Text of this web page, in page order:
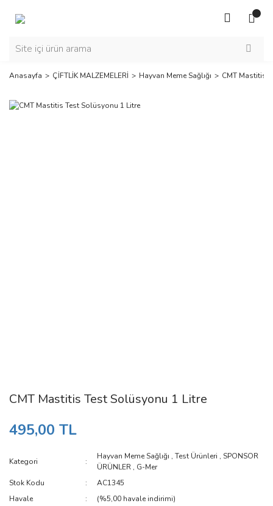
Anasayfa ÇİFTLİK MALZEMELERİ Hayvan Meme Sağlığı CMT Mastitis
CMT Mastitis Test Solüsyonu 1 Litre
495,00 TL
Kategori
Hayvan Meme Sağlığı ,Test Ürünleri ,SPONSOR
ÜRÜNLER , G-Mer
Stok Kodu
AC1345
Havale
(%5,00 havale indirimi)